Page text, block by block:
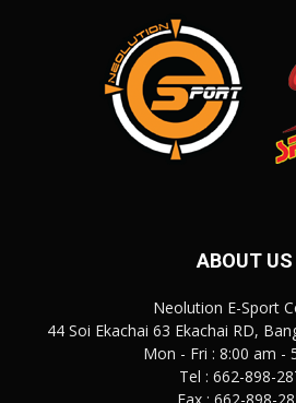
ABOUT US
Neolution E-Sport
44 Soi Ekachai 63 Ekachai RD,
Mon - Fri : 8:00 am -
Tel : 662-898-